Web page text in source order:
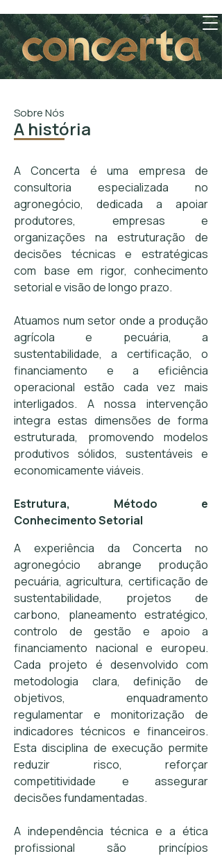
Sobre Nós
A história
A Concerta é uma empresa de
consultoria especializada no
agronegócio, dedicada a apoiar
produtores, empresas e
organizações na estruturação de
decisões técnicas e estratégicas
com base em rigor, conhecimento
setorial e visão de longo prazo.
Atuamos num setor onde a produção
agrícola e pecuária, a
sustentabilidade, a certificação, o
financiamento e a eficiência
operacional estão cada vez mais
interligados. A nossa intervenção
integra estas dimensões de forma
estruturada, promovendo modelos
produtivos sólidos, sustentáveis e
economicamente viáveis.
Estrutura, Método e
Conhecimento Setorial
A experiência da Concerta no
agronegócio abrange produção
pecuária, agricultura, certificação de
sustentabilidade, projetos de
carbono, planeamento estratégico,
controlo de gestão e apoio a
financiamento nacional e europeu.
Cada projeto é desenvolvido com
metodologia clara, definição de
objetivos, enquadramento
regulamentar e monitorização de
indicadores técnicos e financeiros.
Esta disciplina de execução permite
reduzir risco, reforçar
competitividade e assegurar
decisões fundamentadas.
A independência técnica e a ética
profissional são princípios